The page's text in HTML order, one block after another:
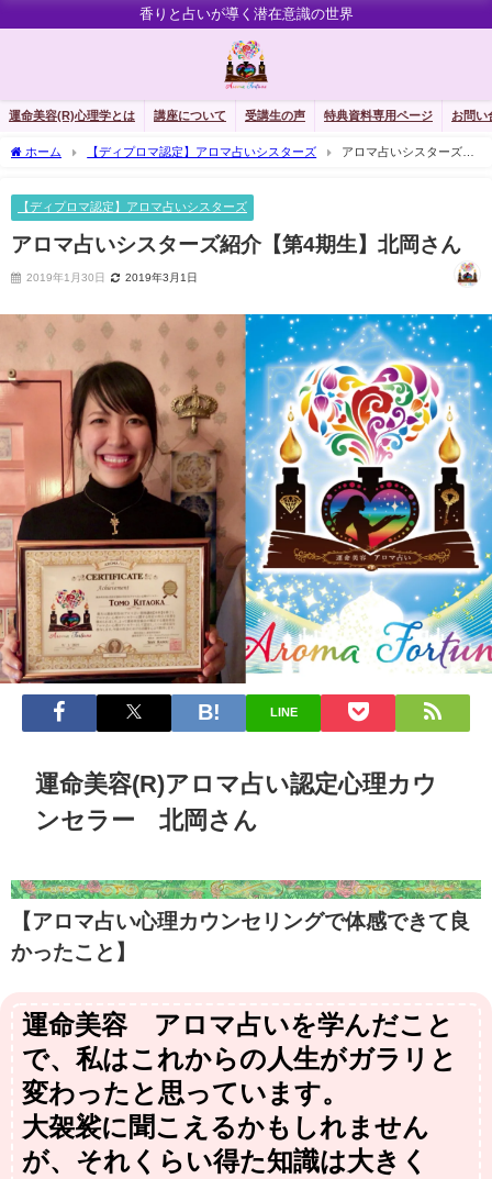
香りと占いが導く潜在意識の世界
運命美容(R)心理学とは 講座について 受講生の声 特典資料専用ページ お問い
ホーム 【ディプロマ認定】アロマ占いシスターズ
アロマ占いシスターズ紹
【ディプロマ認定】アロマ占いシスターズ
アロマ占いシスターズ紹介【第4期生】北岡さん
2019年1月30日 2019年3月1日
LINE
運命美容(R)アロマ占い認定心理カウ
ンセラー 北岡さん
【アロマ占い心理カウンセリングで体感できて良
かったこと】
運命美容®アロマ占いを学んだこと
で、私はこれからの人生がガラリと
変わったと思っています。
大袈裟に聞こえるかもしれません
が、それくらい得た知識は大きく